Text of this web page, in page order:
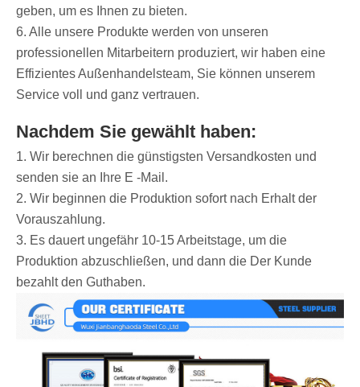
geben, um es Ihnen zu bieten.
6. Alle unsere Produkte werden von unseren
professionellen Mitarbeitern produziert, wir haben eine
Effizientes Außenhandelsteam, Sie können unserem
Service voll und ganz vertrauen.
Nachdem Sie gewählt haben:
1. Wir berechnen die günstigsten Versandkosten und
senden sie an Ihre E -Mail.
2. Wir beginnen die Produktion sofort nach Erhalt der
Vorauszahlung.
3. Es dauert ungefähr 10-15 Arbeitstage, um die
Produktion abzuschließen, und dann die Der Kunde
bezahlt den Guthaben.